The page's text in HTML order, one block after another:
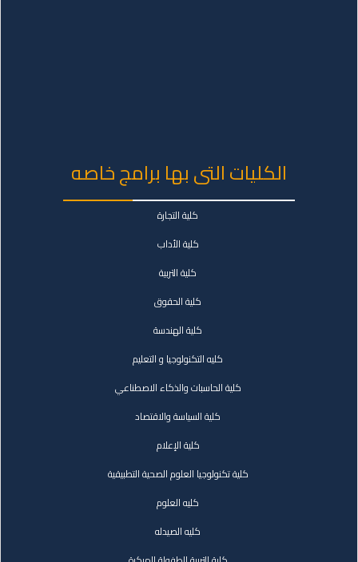
الكليات التى بها برامج خاصه
كلية التجارة
كلية الأداب
كلية التربية
كلية الحقوق
كلية الهندسة
كليه التكنولوجيا و التعليم
كلية الحاسبات والذكاء الاصطناعي
كلية السياسة والاقتصاد
كلية الإعلام
كلية تكنولوجيا العلوم الصحية التطبيقية
كليه العلوم
كليه الصيدله